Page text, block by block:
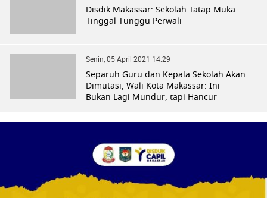
Disdik Makassar: Sekolah Tatap Muka
Tinggal Tunggu Perwali
Senin, 05 April 2021 14:29
Separuh Guru dan Kepala Sekolah Akan
Dimutasi, Wali Kota Makassar: Ini
Bukan Lagi Mundur, tapi Hancur